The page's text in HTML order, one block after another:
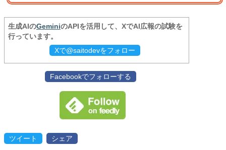
生成AIのGeminiのAPIを活用して、XでAI広報の試験を
行っています。
Xで@saitodevをフォロー
Facebookでフォローする
ツイート シェア